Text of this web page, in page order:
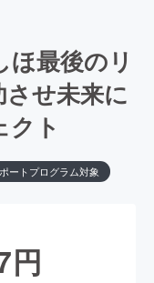
最後のリ
せ未来に
クト
ートプログラム対象
円